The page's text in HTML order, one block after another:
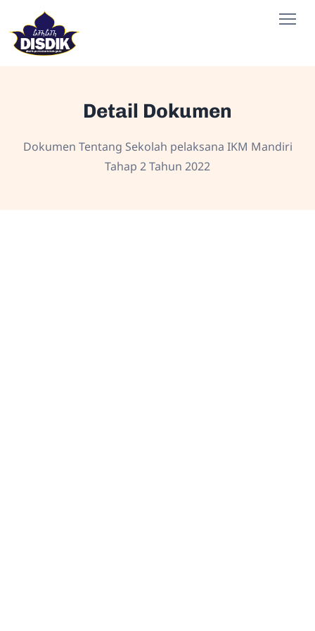
Detail Dokumen
Dokumen Tentang Sekolah pelaksana IKM Mandiri
Tahap 2 Tahun 2022